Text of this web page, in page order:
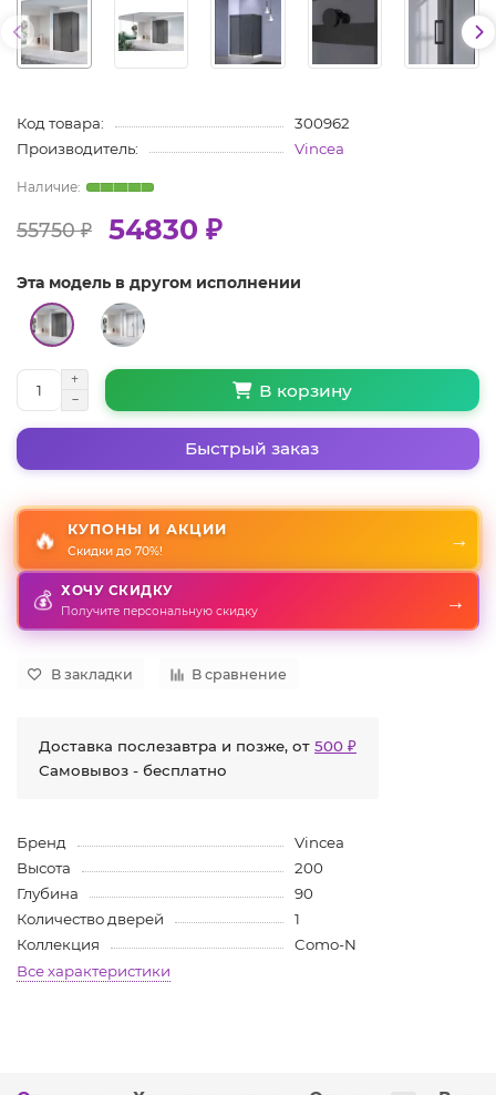
Код товара:
300962
Производитель:
Vincea
55750 ₽ 54830 ₽
Эта модель в другом исполнении
В корзину
Быстрый заказ
🔥 КУПОНЫ И АКЦИИ
Скидки до 70%!
→
💰 ХОЧУ СКИДКУ
Получите персональную скидку →
В закладки В сравнение
Доставка послезавтра и позже, от 500 ₽
Самовывоз - бесплатно
Бренд
Vincea
Высота
200
Глубина
90
Количество дверей
1
Коллекция
Como-N
Все характеристики